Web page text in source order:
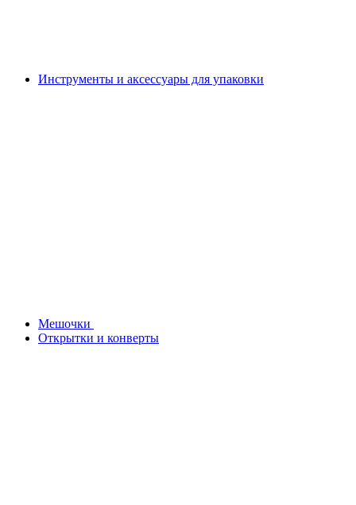
Инструменты и аксессуары для упаковки
Мешочки
Открытки и конверты